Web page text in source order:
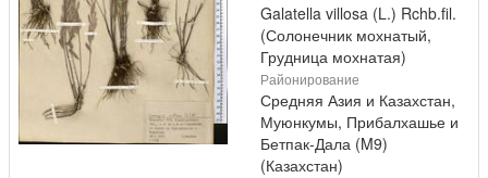
Galatella villosa (L.) Rchb.fil.
(Солонечник мохнатый,
Грудница мохнатая)
Районирование
Средняя Азия и Казахстан,
Муюнкумы, Прибалхашье и
Бетпак-Дала (M9)
(Казахстан)